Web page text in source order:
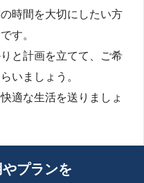
時間を大切にしたい方
す。
と計画を立てて、ご希
いましょう。
適な生活を送りましょ
プランを